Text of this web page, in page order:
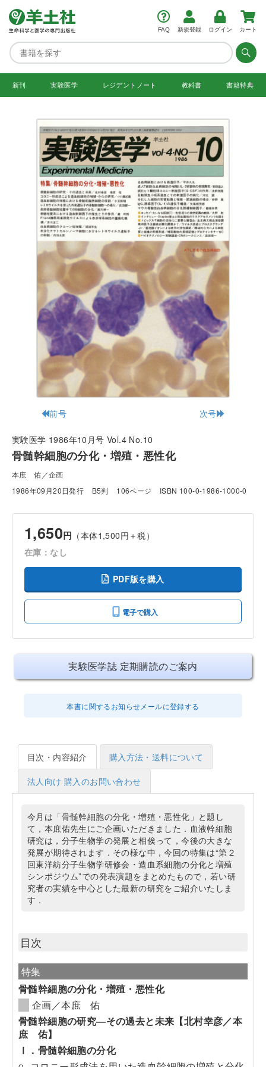
FAQ 新規登録 ログイン カート
新刊 実験医学 レジデント ノート 教科書 書籍特典
前号 次号
実験医学 1986年10月号 Vol.4 No.10
骨髄幹細胞の分化・増殖・悪性化
本庶 佑／企画
1986年09月20日発行
B5判 106ページ ISBN 100-0-1986-1000-0
1,650円 （本体1,500円＋税）
在庫：なし
PDF版を購入
電子で購入
実験医学誌 定期購読のご案内
本書に関するお知らせメールに登録する
目次・内容紹介 購入方法・送料について
法人向け 購入のお問い合わせ
今月は「骨髄幹細胞の分化・増殖・悪性化」と題し
て，本庶佑先生にご企画いただきました．血液幹細胞
研究は，分子生物学の発展と相俟って，今後の大きな
発展が期待されます．その様な中，今回の特集は“第２
回東洋紡分子生物学研修会・造血系細胞の分化と増殖
シンポジウム”での発表演題をまとめたもので，若い研
究者の実績を中心とした最新の研究をご紹介いたしま
す．
目次
特集
骨髄幹細胞の分化・増殖・悪性化
企画／本庶 佑
骨髄幹細胞の研究―その過去と未来【北村幸彦／本
庶 佑】
Ⅰ．骨髄幹細胞の分化